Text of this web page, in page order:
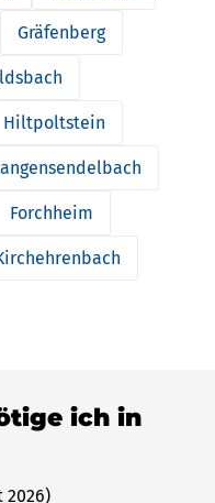
Gräfenberg
Hiltpoltstein
Forchheim
ich in
2026)